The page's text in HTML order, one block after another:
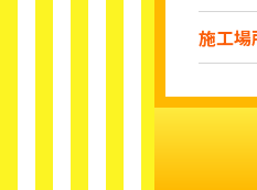
施工場